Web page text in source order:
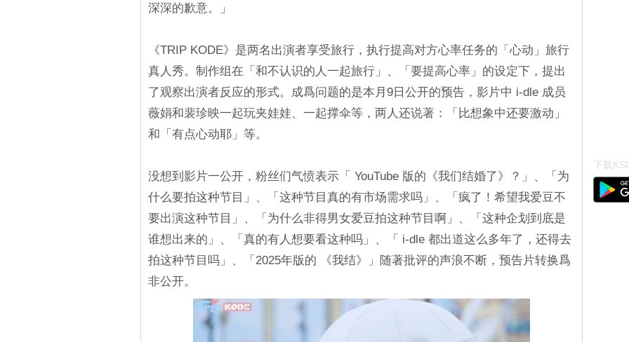
深深的歉意。」
《TRIP KODE》是两名出演者享受旅行，执行提高对方心率任务的「心动」旅行
真人秀。制作组在「和不认识的人一起旅行」、「要提高心率」的设定下，提出
了观察出演者反应的形式。成爲问题的是本月9日公开的预告，影片中 i-dle 成员
薇娟和裴珍映一起玩夹娃娃、一起撑伞等，两人还说著：「比想象中还要激动」
和「有点心动耶」等。
没想到影片一公开，粉丝们气愤表示「 YouTube 版的《我们结婚了》？」、「为
什么要拍这种节目」、「这种节目真的有市场需求吗」、「疯了！希望我爱豆不
要出演这种节目」、「为什么非得男女爱豆拍这种节目啊」、「这种企划到底是
谁想出来的」、「真的有人想要看这种吗」、「 i-dle 都出道这么多年了，还得去
拍这种节目吗」、「2025年版的 《我结》」随著批评的声浪不断，预告片转换爲
非公开。
下载